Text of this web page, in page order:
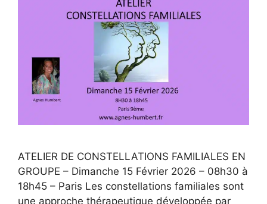
ATELIER DE CONSTELLATIONS FAMILIALES EN
GROUPE – Dimanche 15 Février 2026 – 08h30 à
18h45 – Paris Les constellations familiales sont
une approche thérapeutique développée par